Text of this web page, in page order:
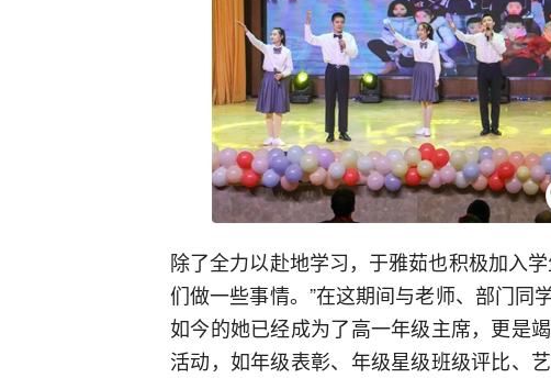
除了全力以赴地学习，于雅茹也积极加入
们做一些事情。”在这期间与老师、部门同
如今的她已经成为了高一年级主席，更是
活动，如年级表彰、年级星级班级评比、